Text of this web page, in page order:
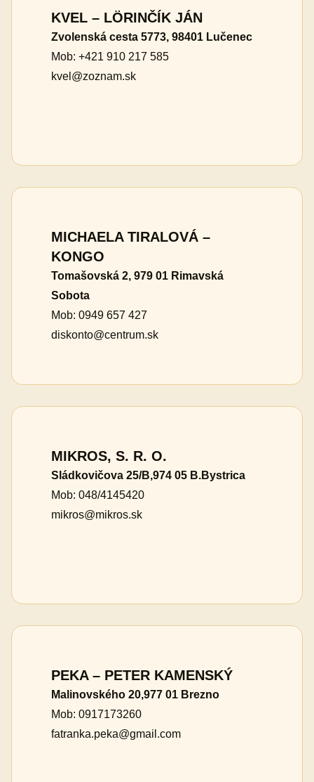
KVEL – LÖRINČÍK JÁN
Zvolenská cesta 5773, 98401 Lučenec
Mob: +421 910 217 585
kvel@zoznam.sk
MICHAELA TIRALOVÁ –
KONGO
Tomašovská 2, 979 01 Rimavská
Sobota
Mob: 0949 657 427
diskonto@centrum.sk
MIKROS, S. R. O.
Sládkovičova 25/B,974 05 B.Bystrica
Mob: 048/4145420
mikros@mikros.sk
PEKA – PETER KAMENSKÝ
Malinovského 20,977 01 Brezno
Mob: 0917173260
fatranka.peka@gmail.com